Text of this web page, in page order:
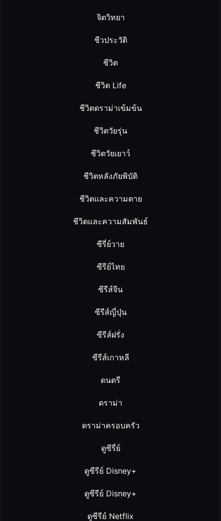
จิตวิทยา
ชีวประวัติ
ชีวิต
ชีวิต Life
ชีวิตดราม่าเข้มข้น
ชีวิตวัยรุ่น
ชีวิตวัยเยาว์
ชีวิตหลังภัยพิบัติ
ชีวิตและความตาย
ชีวิตและความสัมพันธ์
ซีรี่ย์วาย
ซีรีย์ไทย
ซีรีส์จีน
ซีรีส์ญี่ปุ่น
ซีรีส์ฝรั่ง
ซีรีส์เกาหลี
ดนตรี
ดราม่า
ดราม่าครอบครัว
ดูซีรี่ย์
ดูซีรีย์ Disney+
ดูซีรีย์ Disney+
ดูซีรีย์ Netflix